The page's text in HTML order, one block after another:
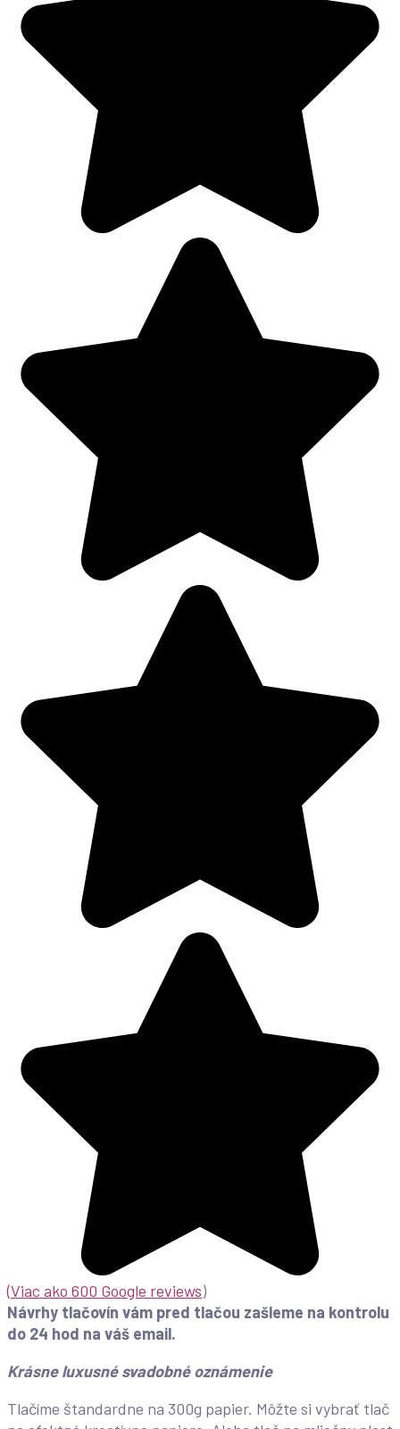
(Viac ako 600 Google reviews)
Návrhy tlačovín vám pred tlačou zašleme na kontrolu
do 24 hod na váš email.
Krásne luxusné svadobné oznámenie
Tlačíme štandardne na 300g papier. Môžte si vybrať tlač